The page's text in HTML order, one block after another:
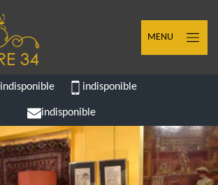
MENU
indisponible indisponible
indisponible